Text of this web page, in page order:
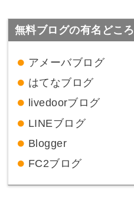
無料ブログの有名どころ
アメーバブログ
はてなブログ
livedoorブログ
LINEブログ
Blogger
FC2ブログ